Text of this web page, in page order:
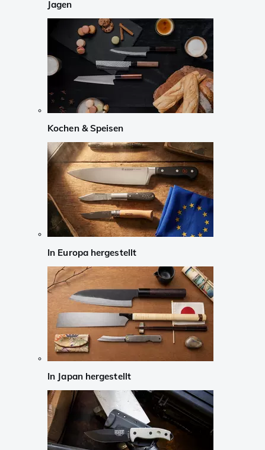
Jagen
Kochen & Speisen
In Europa hergestellt
In Japan hergestellt